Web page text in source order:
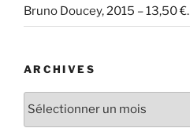
Bruno Doucey, 2015 – 13,50 €.
ARCHIVES
Archives